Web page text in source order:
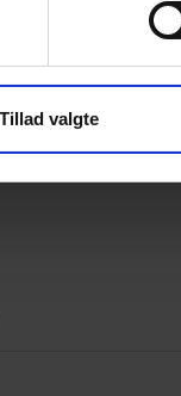
hjemmeside
Tillad valgte